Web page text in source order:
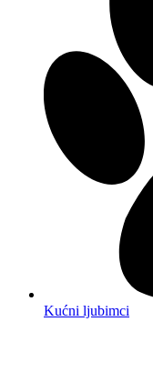
Kućni ljubimci